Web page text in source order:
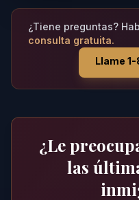
¿Tiene preguntas?
consulta gratuita.
Llame
¿Le
las